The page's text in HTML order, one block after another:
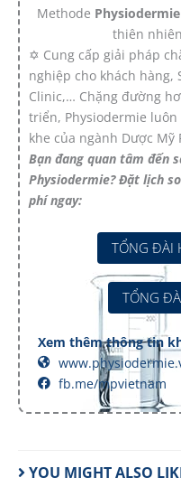
Methode Physiodermie
thiên
✡ Cung cấp giải pháp
nghiệp cho khách hàng,
Clinic,… Chặng đường
triển, Physiodermie
khe của ngành Dược Mỹ
Bạn đang quan tâm đến
Physiodermie? Đặt lịch
phí ngay:
TỔNG ĐÀI
TỔNG
Xem thêm thông tin
fb.me/mpvietnam
YOU MIGHT ALSO